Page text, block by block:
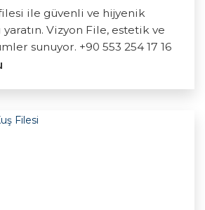
ile güvenli ve hijyenik
yaratın. Vizyon File, estetik ve
sunuyor. +90 553 254 17 16